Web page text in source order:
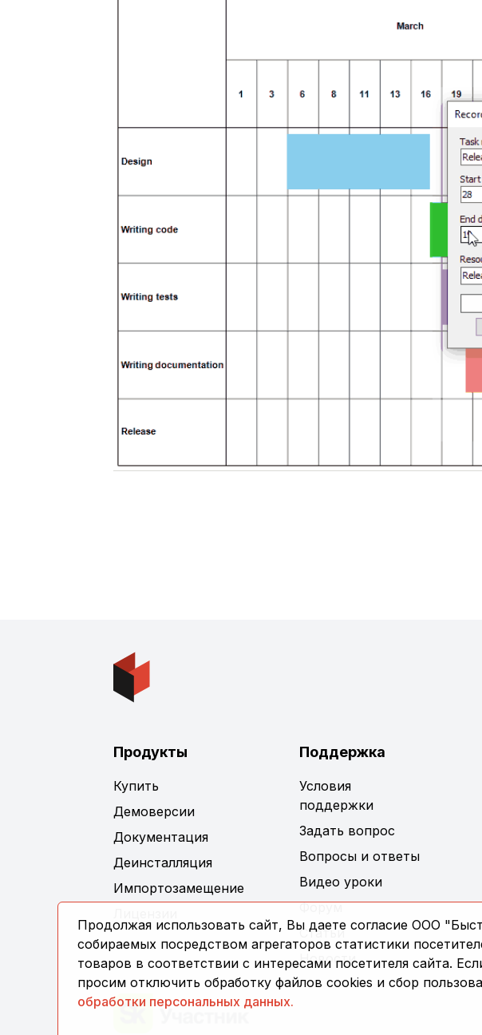
Продукты
Купить
Демоверсии
Документация
Деинсталляция
Импортозамещение
Поддержка
Условия
поддержки
Задать вопрос
Вопросы и ответы
Видео уроки
Форум
Статьи
Новости
Продолжая использовать сайт, Вы даете согласие ООО
собираемых посредством агрегаторов статистики
товаров в соответствии с интересами посетителя сайта.
просим отключить обработку файлов cookies и сбор
обработки персональных данных.